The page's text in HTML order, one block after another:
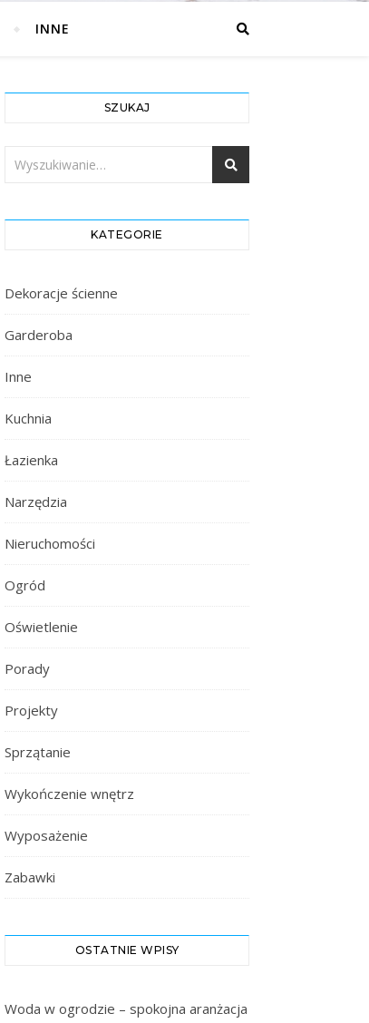
INNE
SZUKAJ
KATEGORIE
Dekoracje ścienne
Garderoba
Inne
Kuchnia
Łazienka
Narzędzia
Nieruchomości
Ogród
Oświetlenie
Porady
Projekty
Sprzątanie
Wykończenie wnętrz
Wyposażenie
Zabawki
OSTATNIE WPISY
Woda w ogrodzie – spokojna aranżacja